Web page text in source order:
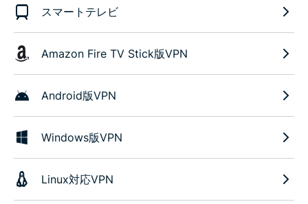
スマートテレビ
Amazon Fire TV Stick版VPN
Android版VPN
Windows版VPN
Linux対応VPN